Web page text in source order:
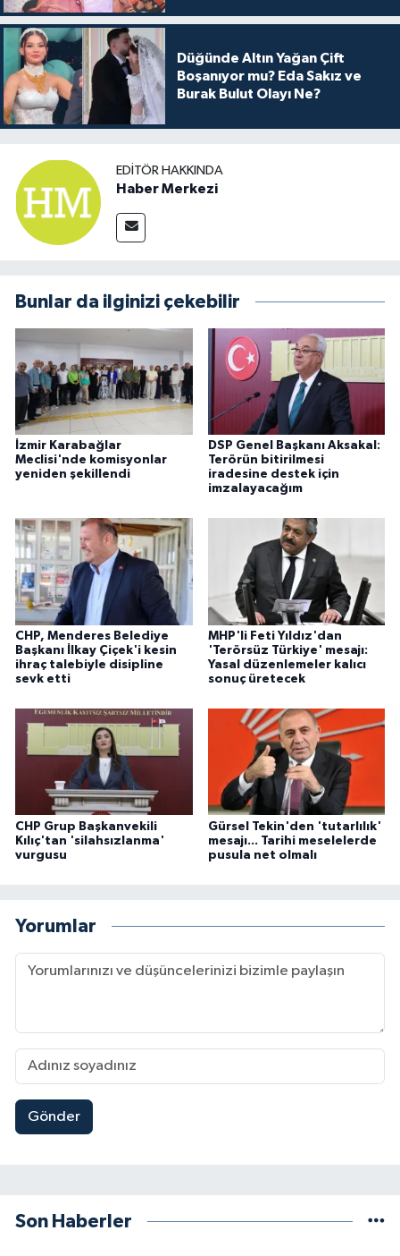
Düğünde Altın Yağan Çift
Boşanıyor mu? Eda Sakız ve
Burak Bulut Olayı Ne?
EDITÖR HAKKINDA
Haber Merkezi
Bunlar da ilginizi çekebilir
İzmir Karabağlar
Meclisi'nde komisyonlar
yeniden şekillendi
DSP Genel Başkanı Aksakal:
Terörün bitirilmesi
iradesine destek için
imzalayacağım
CHP, Menderes Belediye
Başkanı İlkay Çiçek'i kesin
ihraç talebiyle disipline
sevk etti
MHP'li Feti Yıldız'dan
'Terörsüz Türkiye' mesajı:
Yasal düzenlemeler kalıcı
sonuç üretecek
CHP Grup Başkanvekili
Kılıç'tan 'silahsızlanma'
vurgusu
Gürsel Tekin'den 'tutarlılık'
mesajı... Tarihi meselelerde
pusula net olmalı
Yorumlar
Gönder
Son Haberler